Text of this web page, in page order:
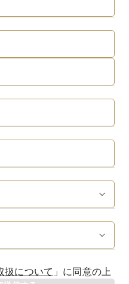
扱について 」 に同意の上